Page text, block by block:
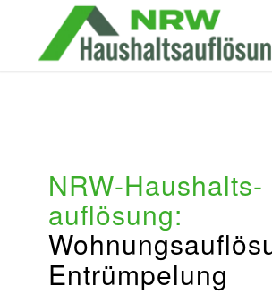
NRW-Haushalts­
auflösung:
Entrümpelung